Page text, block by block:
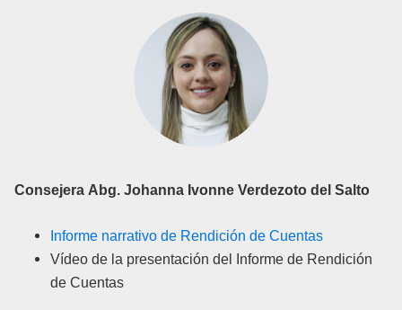
Consejera Abg. Johanna Ivonne Verdezoto del Salto
Informe narrativo de Rendición de Cuentas
Vídeo de la presentación del Informe de Rendición
de Cuentas